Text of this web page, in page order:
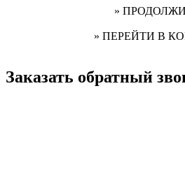
»
» ПЕРЕЙТИ В
Заказать обратный